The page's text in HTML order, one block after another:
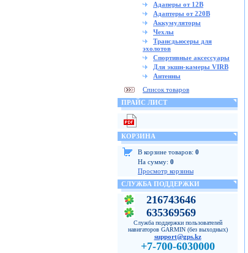
Адаперы от 12В
Адаптеры от 220В
Аккумуляторы
Чехлы
Трансдьюсеры для
эхолотов
Спортивные аксессуары
Для экшн-камеры VIRB
Антенны
Список товаров
ПРАЙС ЛИСТ
КОРЗИНА
В корзине товаров: 0
На сумму: 0
Просмотр корзины
СЛУЖБА ПОДДЕРЖКИ
216743646
635369569
Служба поддержки пользователей
навигаторов GARMIN (без выходных)
support@gps.kz
+7-700-6030000